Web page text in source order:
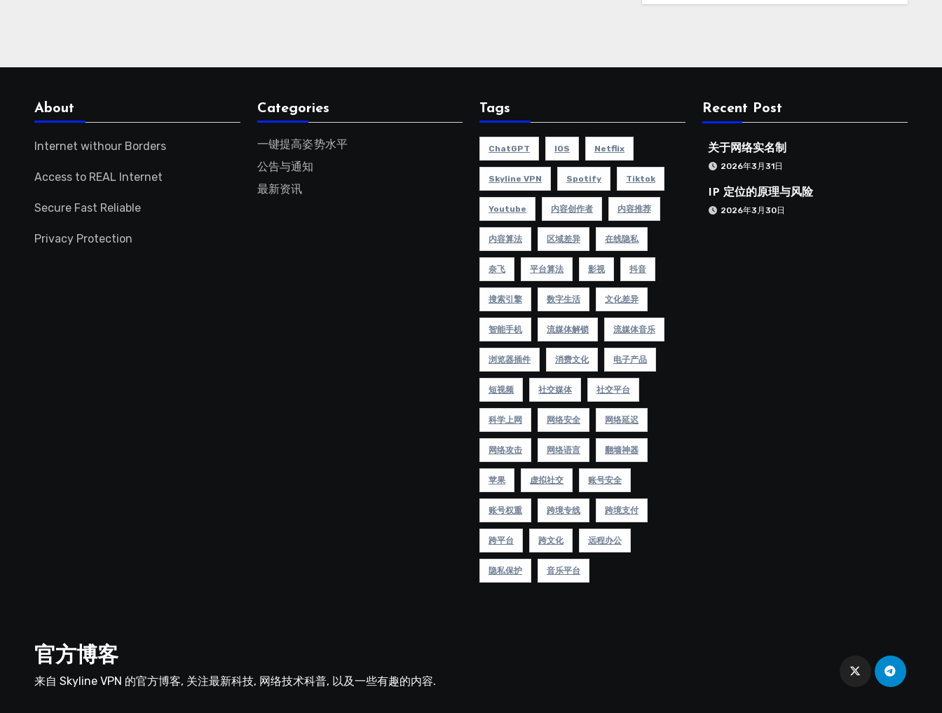
About
Internet withour Borders
Access to REAL Internet
Secure Fast Reliable
Privacy Protection
Categories
一键提高姿势水平
公告与通知
最新资讯
Tags
ChatGPT IOS Netflix
Skyline VPN Spotify Tiktok
Youtube 内容创作者 内容推荐
内容算法 区域差异 在线隐私
奈飞 平台算法 影视 抖音
搜索引擎 数字生活 文化差异
智能手机 流媒体解锁 流媒体音乐
浏览器插件 消费文化 电子产品
短视频 社交媒体 社交平台
科学上网 网络安全 网络延迟
网络攻击 网络语言 翻墙神器
苹果 虚拟社交 账号安全
账号权重 跨境专线 跨境支付
跨平台 跨文化 远程办公
隐私保护 音乐平台
Recent Post
关于网络实名制
2026年3月31日
IP 定位的原理与风险
2026年3月30日
官方博客
来自 Skyline VPN 的官方博客, 关注最新科技, 网络技术科普, 以及一些有趣的内容.